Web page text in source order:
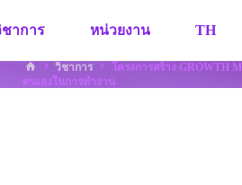
าการ หน่วยงาน TH
HOMEวิชาการ
โครงการสร้าง GROWTH
ตนเองในการทำงาน